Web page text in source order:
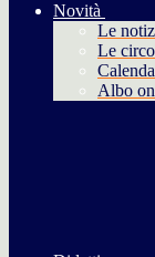
Novità
Le
Le
Albo